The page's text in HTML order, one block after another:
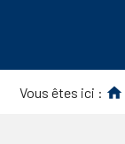
Vous êtes ici :